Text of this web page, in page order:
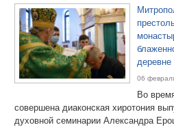
деревне
06
Во
совершена диаконская хиротония
духовной семинарии Александра